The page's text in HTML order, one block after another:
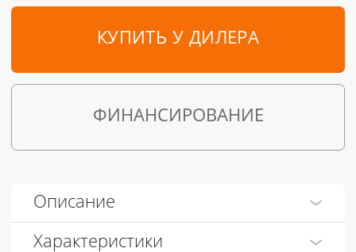
КУПИТЬ У ДИЛЕРА
ФИНАНСИРОВАНИЕ
Описание
Характеристики